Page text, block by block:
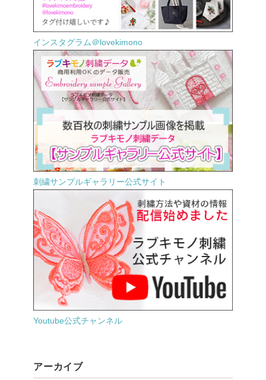
インスタグラム＠lovekimono
刺繍サンプルギャラリー公式サイト
Youtube公式チャンネル
アーカイブ